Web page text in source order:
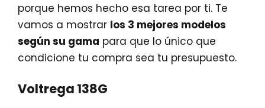
porque hemos hecho esa tarea por ti. Te
vamos a mostrar los 3 mejores modelos
según su gama para que lo único que
condicione tu compra sea tu presupuesto.
Voltrega 138G